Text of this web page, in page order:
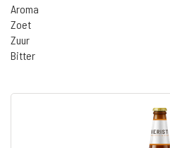
Aroma
Zoet
Zuur
Bitter